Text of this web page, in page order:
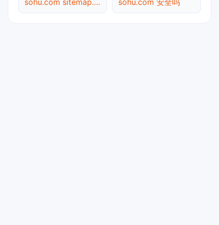
sohu.com sitemap.xml检测 sohu.com 安全吗